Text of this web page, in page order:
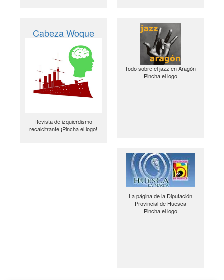
Cabeza Woque
Revista de izquierdismo
recalcitrante ¡Pincha el logo!
Todo sobre el jazz en Aragón
¡Pincha el logo!
La página de la Diputación
Provincial de Huesca
¡Pincha el logo!